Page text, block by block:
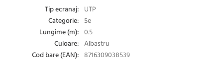
Tip ecranaj: UTP
Categorie: 5e
Lungime (m): 0.5
Culoare: Albastru
Cod bare (EAN): 8716309038539